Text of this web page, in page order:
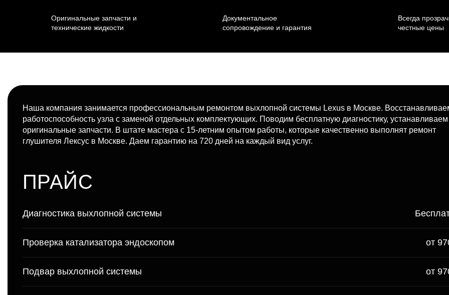
Оригинальные запчасти и
технические жидкости
Документальное
сопровождение и гарантия
Всегда
честные цены
Наша компания занимается профессиональным ремонтом выхлопной системы Lexus в Москве.
работоспособность узла с заменой отдельных комплектующих. Поводим бесплатную диагностику, устанавливаем
оригинальные запчасти. В штате мастера с 15-летним опытом работы, которые качественно выполнят ремонт
глушителя Лексус в Москве. Даем гарантию на 720 дней на каждый вид услуг.
ПРАЙС
Диагностика выхлопной системы
Проверка катализатора эндоскопом от
Подвар выхлопной системы от